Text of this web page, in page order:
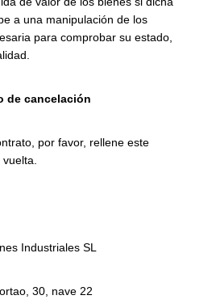
a una manipulación de los
para comprobar su estado,
de cancelación
por favor, rellene este
Industriales SL
30, nave 22